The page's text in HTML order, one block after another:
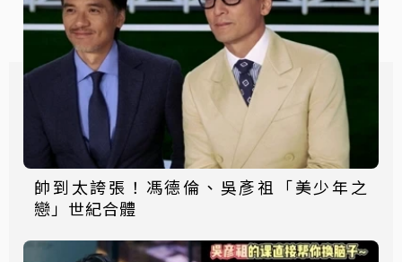
帥到太誇張！馮德倫、吳彥祖「美少年之
戀」世紀合體